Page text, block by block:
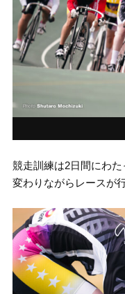
競走訓練は2日間にわ
変わりながらレースが